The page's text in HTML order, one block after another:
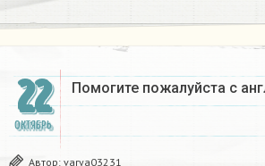
22
ОКТЯБРЬ
Помогите пожалуйста с
Автор: varya03231